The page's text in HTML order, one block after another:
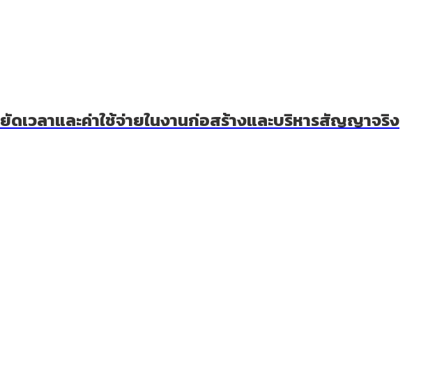
เวลาและค่าใช้จ่ายในงานก่อสร้างและบริหารสัญญาจริง